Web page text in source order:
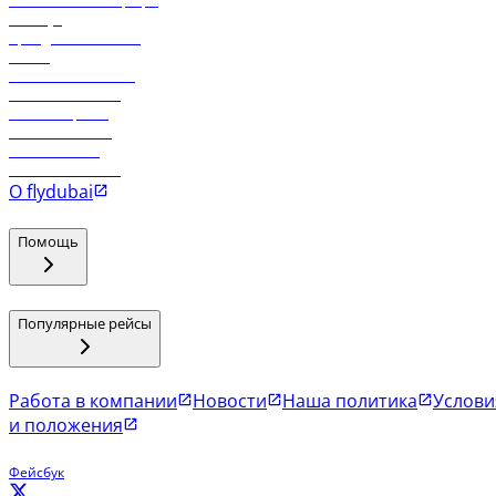
О flydubai
Помощь
Популярные рейсы
Работа в компании Новости Наша политика
и положения
Фейсбук